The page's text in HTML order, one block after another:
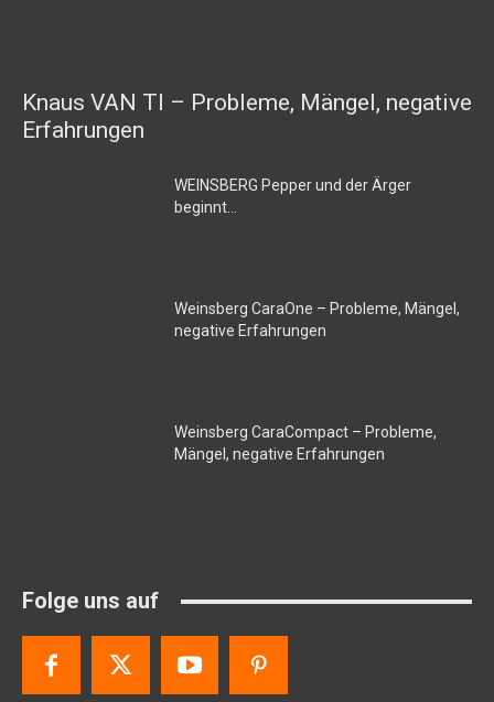
Knaus VAN TI – Probleme, Mängel, negative
Erfahrungen
WEINSBERG Pepper und der Ärger
beginnt…
Weinsberg CaraOne – Probleme, Mängel,
negative Erfahrungen
Weinsberg CaraCompact – Probleme,
Mängel, negative Erfahrungen
Folge uns auf